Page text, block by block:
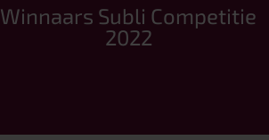
Winnaars Subli Competitie
2022